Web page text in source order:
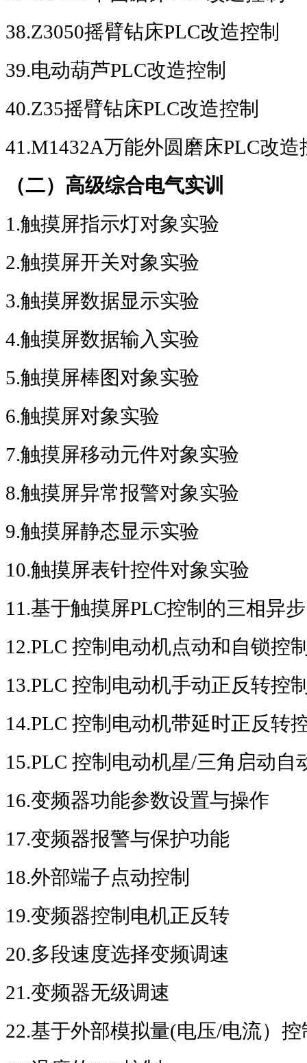
38.Z3050摇臂钻床PLC改造控制
39.电动葫芦PLC改造控制
40.Z35摇臂钻床PLC改造控制
41.M1432A万能外圆磨床PLC改造
（二）高级综合电气实训
1.触摸屏指示灯对象实验
2.触摸屏开关对象实验
3.触摸屏数据显示实验
4.触摸屏数据输入实验
5.触摸屏棒图对象实验
6.触摸屏对象实验
7.触摸屏移动元件对象实验
8.触摸屏异常报警对象实验
9.触摸屏静态显示实验
10.触摸屏表针控件对象实验
11.基于触摸屏PLC控制的三相异
12.PLC 控制电动机点动和自锁控
13.PLC 控制电动机手动正反转控
14.PLC 控制电动机带延时正反转
15.PLC 控制电动机星/三角启动自
16.变频器功能参数设置与操作
17.变频器报警与保护功能
18.外部端子点动控制
19.变频器控制电机正反转
20.多段速度选择变频调速
21.变频器无级调速
22.基于外部模拟量(电压/电流）